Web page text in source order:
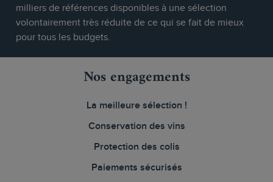
milliers de références disponibles à une sélection
volontairement très réduite de ce qui se fait de mieux
pour tous les budgets.
Nos engagements
La meilleure sélection !
Conservation des vins
Protection des colis
Paiements sécurisés